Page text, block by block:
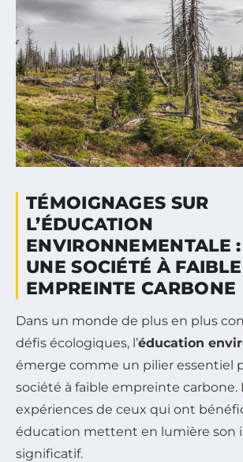
TÉMOIGNAGES SUR
L’ÉDUCATION
ENVIRONNEMENTALE
UNE SOCIÉTÉ À FAIBLE
EMPREINTE CARBONE
Dans un monde de plus en plus
défis écologiques, l’éducation
émerge comme un pilier essentiel
société à faible empreinte carbone.
expériences de ceux qui ont
éducation mettent en lumière son
significatif.